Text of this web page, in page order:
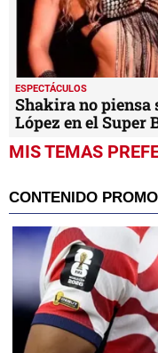
ESPECTÁCULOS
Shakira no piensa
López en el Super
MIS TEMAS